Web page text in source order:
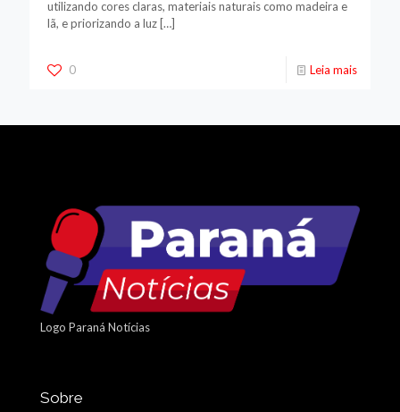
utilizando cores claras, materiais naturais como madeira e
lã, e priorizando a luz […]
0 Leia mais
Logo Paraná Notícias
Sobre